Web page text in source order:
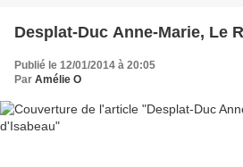
Desplat-Duc Anne-Marie, Le
Publié le 12/01/2014 à 20:05
Par Amélie O